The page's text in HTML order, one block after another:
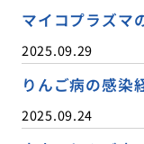
マイコプラズマ
2025.09.29
りんご病の感染
2025.09.24